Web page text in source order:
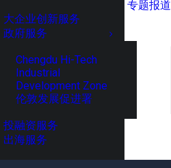
大企业创新服务
政府服务
Chengdu Hi-Tech
Industrial
Development Zone
伦敦发展促进署
投融资服务
出海服务
专题报道